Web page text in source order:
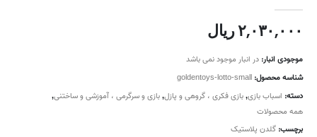
۲,۰۳۰,۰۰۰ریال
موجودی انبار: در انبار موجود نمی باشد
شناسه محصول: goldentoys-lotto-small
دسته: اسباب بازی,بازی فکری ، گروهی و پازل,بازی و سرگرمی ، آموزشی و ساختنی,
همه محصولات
برچسب: گلدن پلاستیک